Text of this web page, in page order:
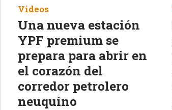
Una nueva estación
YPF premium se
prepara para abrir en
el corazón del
corredor petrolero
neuquino
Videos